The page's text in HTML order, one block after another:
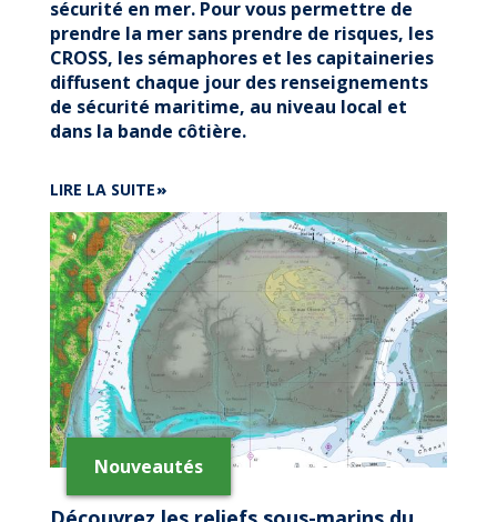
sécurité en mer. Pour vous permettre de
prendre la mer sans prendre de risques, les
CROSS, les sémaphores et les capitaineries
diffusent chaque jour des renseignements
de sécurité maritime, au niveau local et
dans la bande côtière.
LIRE LA SUITEDE
EN
MER,
COMMENT
SOUHAITEZ-
VOUS
ÊTRE
INFORMÉ
Nouveautés